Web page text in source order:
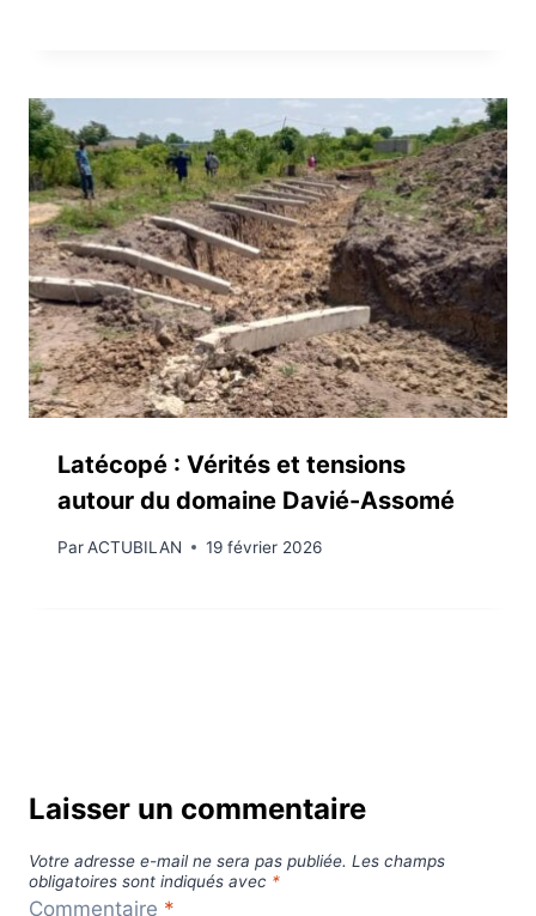
Latécopé : Vérités et tensions
autour du domaine Davié-Assomé
ParACTUBILAN 19 février 2026
Laisser un commentaire
Votre adresse e-mail ne sera pas publiée. Les champs
obligatoires sont indiqués avec *
Commentaire *